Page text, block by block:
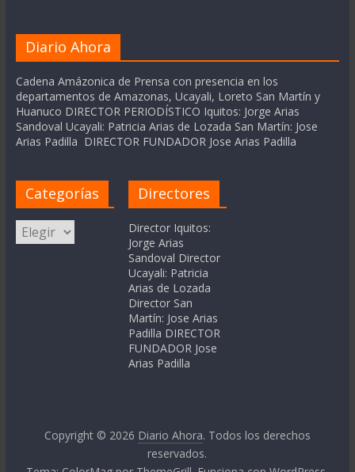
Diario Ahora
Cadena Amázonica de Prensa con presencia en los
departamentos de Amazonas, Ucayali, Loreto San Martín y
Huanuco DIRECTOR PERIODÍSTICO Iquitos: Jorge Arias
Sandoval Ucayali: Patricia Arias de Lozada San Martín: Jose
Arias Padilla DIRECTOR FUNDADOR Jose Arias Padilla
Categorías
Categorías
Directores
Director Iquitos:
Jorge Arias
Sandoval Director
Ucayali: Patricia
Arias de Lozada
Director San
Martín: Jose Arias
Padilla DIRECTOR
FUNDADOR Jose
Arias Padilla
Copyright © 2026 Diario Ahora. Todos los derechos
reservados.